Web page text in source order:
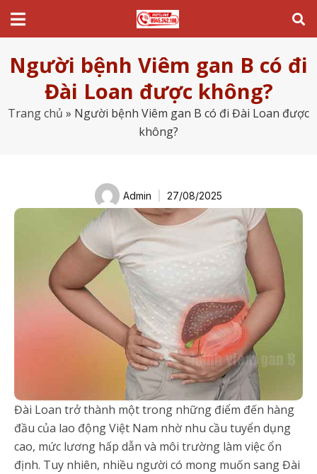
Người bệnh Viêm gan B có đi
Đài Loan được không?
Trang chủ » Người bệnh Viêm gan B có đi Đài Loan được
không?
Admin 27/08/2025
Đài Loan trở thành một trong những điểm đến hàng
đầu của lao động Việt Nam nhờ nhu cầu tuyển dụng
cao, mức lương hấp dẫn và môi trường làm việc ổn
định. Tuy nhiên, nhiều người có mong muốn sang Đài